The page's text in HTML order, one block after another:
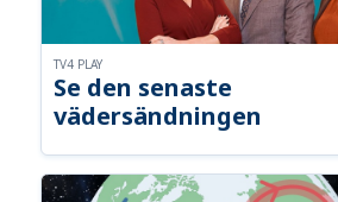
Se den senaste
vädersändningen
TV4 PLAY